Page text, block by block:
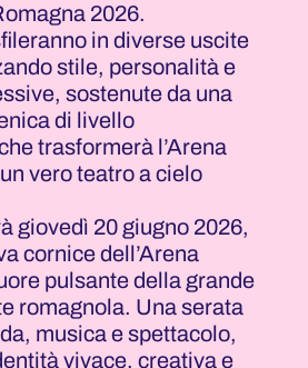
2026.
in diverse uscite
stile, personalità e
sostenute da una
di livello
trasformerà l’Arena
vero teatro a cielo
giovedì 20 giugno 2026,
cornice dell’Arena
pulsante della grande
romagnola. Una serata
musica e spettacolo,
vivace, creativa e